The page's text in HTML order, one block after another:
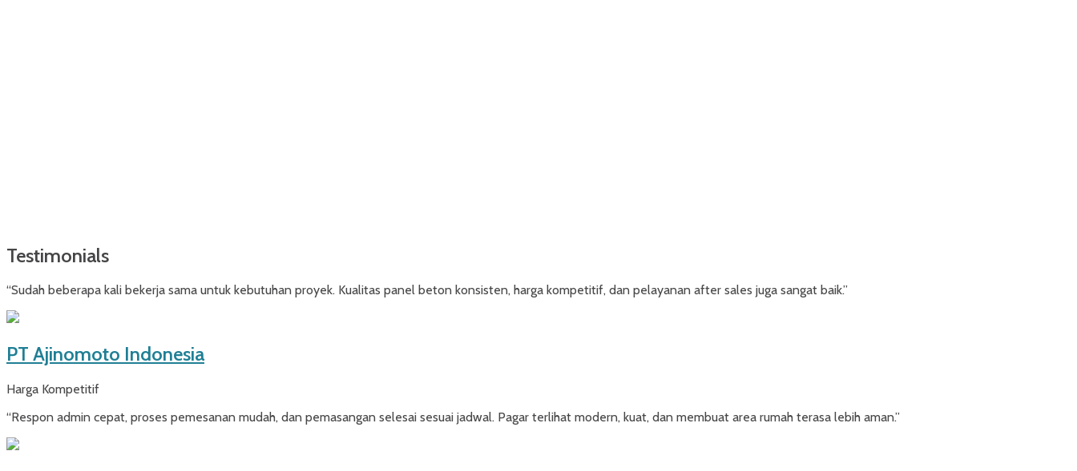
Testimonials
“Sudah beberapa kali bekerja sama untuk kebutuhan proyek. Kualitas panel beton konsisten, harga kompetitif, dan pelayanan after sales juga sangat baik.”
PT Ajinomoto Indonesia
Harga Kompetitif
“Respon admin cepat, proses pemesanan mudah, dan pemasangan selesai sesuai jadwal. Pagar terlihat modern, kuat, dan membuat area rumah terasa lebih aman.”